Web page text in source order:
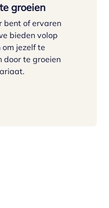
groeien
bent of ervaren
bieden volop
jezelf te
door te groeien